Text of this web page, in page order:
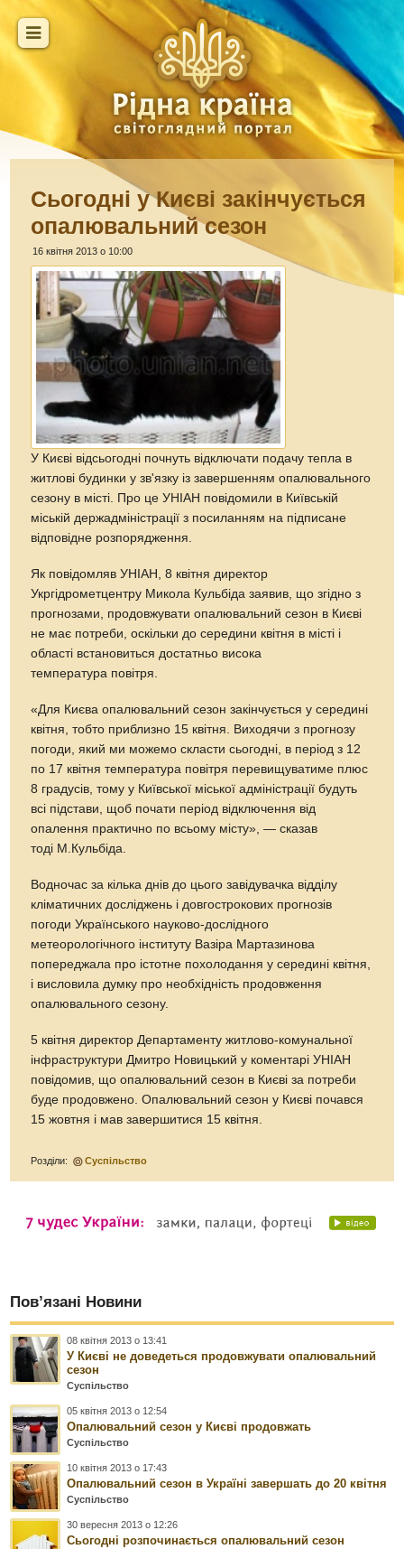
Сьогодні у Києві закінчується
опалювальний сезон
16 квітня 2013 о 10:00
У Києві відсьогодні почнуть відключати подачу тепла в
житлові будинки у зв'язку із завершенням опалювального
сезону в місті. Про це УНІАН повідомили в Київській
міській держадміністрації з посиланням на підписане
відповідне розпорядження.
Як повідомляв УНІАН, 8 квітня директор
Укргідрометцентру Микола Кульбіда заявив, що згідно з
прогнозами, продовжувати опалювальний сезон в Києві
не має потреби, оскільки до середини квітня в місті і
області встановиться достатньо висока
температура повітря.
«Для Києва опалювальний сезон закінчується у середині
квітня, тобто приблизно 15 квітня. Виходячи з прогнозу
погоди, який ми можемо скласти сьогодні, в період з 12
по 17 квітня температура повітря перевищуватиме плюс
8 градусів, тому у Київської міської адміністрації будуть
всі підстави, щоб почати період відключення від
опалення практично по всьому місту», — сказав
тоді М.Кульбіда.
Водночас за кілька днів до цього завідувачка відділу
кліматичних досліджень і довгострокових прогнозів
погоди Українського науково-дослідного
метеорологічного інституту Вазіра Мартазинова
попереджала про істотне похолодання у середині квітня,
і висловила думку про необхідність продовження
опалювального сезону.
5 квітня директор Департаменту житлово-комунальної
інфраструктури Дмитро Новицький у коментарі УНІАН
повідомив, що опалювальний сезон в Києві за потреби
буде продовжено. Опалювальний сезон у Києві почався
15 жовтня і мав завершитися 15 квітня.
Розділи: Суспільство
Пов’язані Новини
08 квітня 2013 о 13:41
У Києві не доведеться продовжувати опалювальний
сезон
Суспільство
05 квітня 2013 о 12:54
Опалювальний сезон у Києві продовжать
Суспільство
10 квітня 2013 о 17:43
Опалювальний сезон в Україні завершать до 20 квітня
Суспільство
30 вересня 2013 о 12:26
Сьогодні розпочинається опалювальний сезон